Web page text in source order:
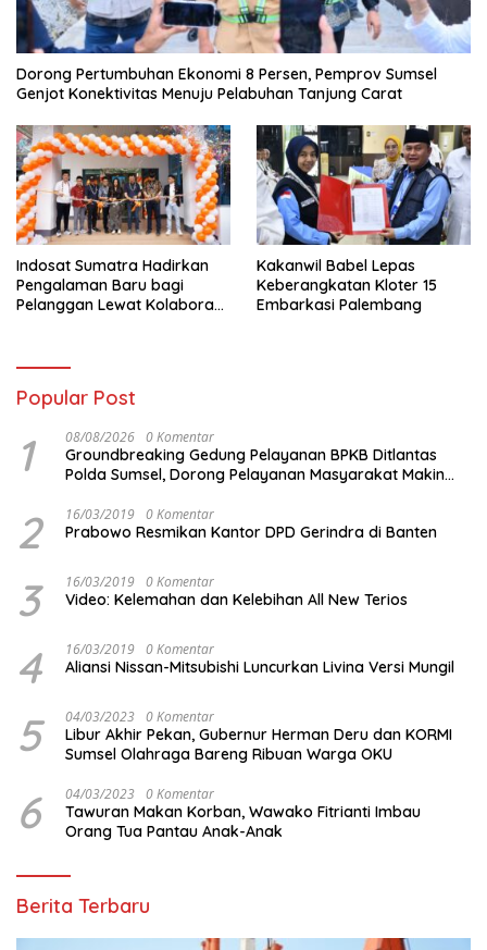
Dorong Pertumbuhan Ekonomi 8 Persen, Pemprov Sumsel
Genjot Konektivitas Menuju Pelabuhan Tanjung Carat
Indosat Sumatra Hadirkan
Pengalaman Baru bagi
Pelanggan Lewat Kolaborasi
Kakanwil Babel Lepas
Keberangkatan Kloter 15
Embarkasi Palembang
Popular Post
1 08/08/2026 0 Komentar
Groundbreaking Gedung Pelayanan BPKB Ditlantas
Polda Sumsel, Dorong Pelayanan Masyarakat Makin
2 16/03/2019 0 Komentar
Prabowo Resmikan Kantor DPD Gerindra di Banten
3 16/03/2019 0 Komentar
Video: Kelemahan dan Kelebihan All New Terios
4 16/03/2019 0 Komentar
Aliansi Nissan-Mitsubishi Luncurkan Livina Versi Mungil
5 04/03/2023 0 Komentar
Libur Akhir Pekan, Gubernur Herman Deru dan KORMI
Sumsel Olahraga Bareng Ribuan Warga OKU
6 04/03/2023 0 Komentar
Tawuran Makan Korban, Wawako Fitrianti Imbau
Orang Tua Pantau Anak-Anak
Berita Terbaru